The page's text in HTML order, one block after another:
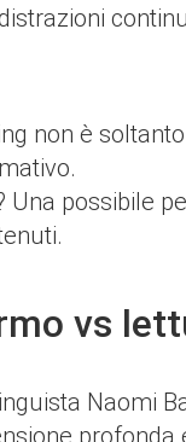
non è
Una possibile
vs
Naomi
profonda